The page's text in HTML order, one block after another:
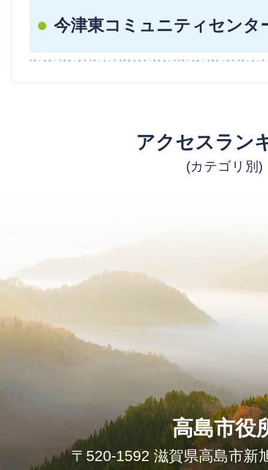
今津東コミュニティセンタ
アクセスラン
(カテゴリ別)
高島市役
〒520-1592 滋賀県高島市新